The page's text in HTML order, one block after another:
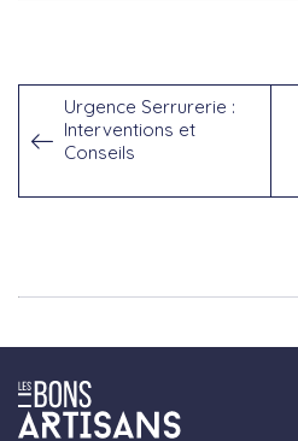
Urgence Serrurerie :
Interventions et
Conseils